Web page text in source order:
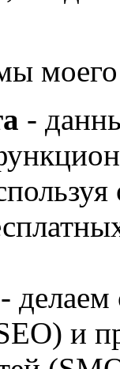
моего
-
- делаем
и